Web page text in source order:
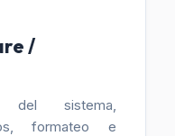
/
del sistema,
formateo e